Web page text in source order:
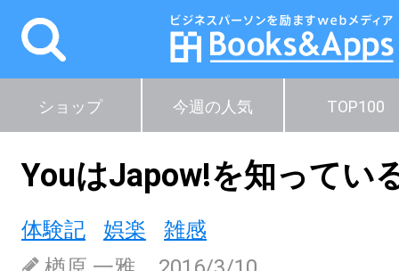
ショップ 今週の人気 TOP100
YouはJapow!を知ってい
体験記 娯楽
雑感